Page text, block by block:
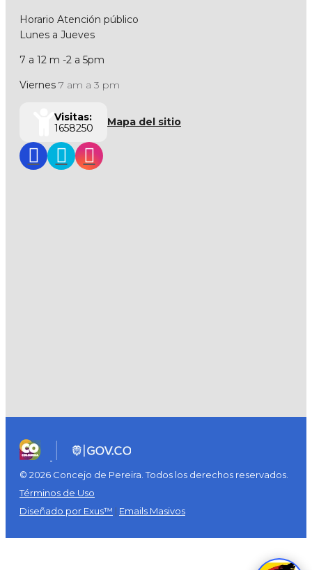
Horario Atención público
Lunes a Jueves
7 a 12 m -2 a 5pm
Viernes 7 am a 3 pm
Visitas:
1658250
Mapa del sitio
© 2026 Concejo de Pereira. Todos los derechos reservados.
Términos de Uso
Diseñado por Exus™ | Emails Masivos